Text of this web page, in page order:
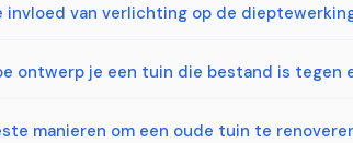
invloed van verlichting op de
ontwerp je een tuin die bestand is tegen
manieren om een oude tuin te